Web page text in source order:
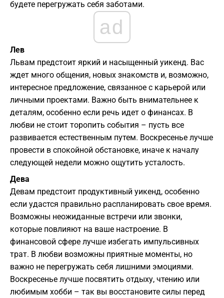
будете перегружать себя заботами.
ad
Лев
Львам предстоит яркий и насыщенный уикенд. Вас
ждет много общения, новых знакомств и, возможно,
интересное предложение, связанное с карьерой или
личными проектами. Важно быть внимательнее к
деталям, особенно если речь идет о финансах. В
любви не стоит торопить события – пусть все
развивается естественным путем. Воскресенье лучше
провести в спокойной обстановке, иначе к началу
следующей недели можно ощутить усталость.
Дева
Девам предстоит продуктивный уикенд, особенно
если удастся правильно распланировать свое время.
Возможны неожиданные встречи или звонки,
которые повлияют на ваше настроение. В
финансовой сфере лучше избегать импульсивных
трат. В любви возможны приятные моменты, но
важно не перегружать себя лишними эмоциями.
Воскресенье лучше посвятить отдыху, чтению или
любимым хобби – так вы восстановите силы перед